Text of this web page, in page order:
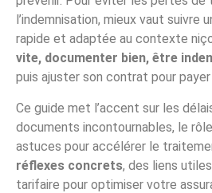
l’indemnisation, mieux vaut suivre
rapide et adaptée au contexte
vite, documenter bien, être
puis ajuster son contrat pour
Ce guide met l’accent sur les
documents incontournables, le
astuces pour accélérer le
réflexes concrets, des liens
tarifaire pour optimiser votre